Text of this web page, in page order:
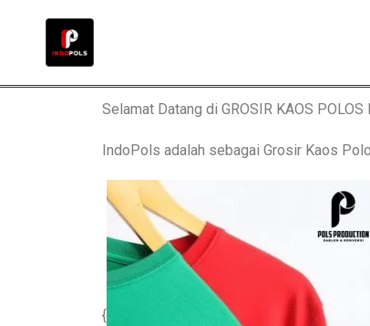
Selamat Datang di GROSIR KAOS POLOS
IndoPols adalah sebagai Grosir Kaos
{